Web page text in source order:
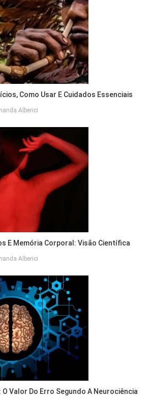
Como Usar E Cuidados Essenciais
Alberici
E Memória Corporal: Visão Científica
Alberici
Valor Do Erro Segundo A Neurociência